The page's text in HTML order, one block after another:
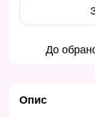
До
Опис